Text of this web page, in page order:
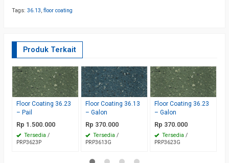
Tags: 36.13, floor coating
Produk Terkait
Floor Coating 36.23
– Pail
Rp 1.500.000
Tersedia /
PRP3623P
Floor Coating 36.13
– Galon
Rp 370.000
Tersedia /
PRP3613G
Floor Coating 36.23
– Galon
Rp 370.000
Tersedia /
PRP3623G